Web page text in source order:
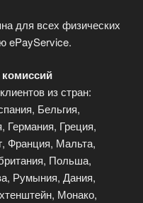
для всех физических
ePayService.
комиссий
из стран:
Бельгия,
Германия, Греция,
Франция, Мальта,
Польша,
Румыния, Дания,
Монако,